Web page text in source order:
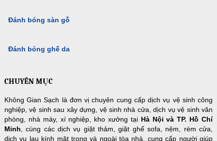
Đánh bóng sàn gỗ
Đánh bóng ghế da
CHUYÊN MỤC
Không Gian Sạch là đơn vị chuyên cung cấp dịch vụ vệ sinh công
nghiệp, vệ sinh sau xây dựng, vệ sinh nhà cửa, dịch vụ vệ sinh văn
phòng, nhà máy, xí nghiệp, kho xưởng tại Hà Nội và TP. Hồ Chí
Minh , cùng các dịch vụ giặt thảm, giặt ghế sofa, nệm, rèm cửa,
dịch vụ lau kính mặt trong và ngoài tòa nhà, cung cấp người giúp